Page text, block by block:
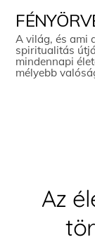
content
A világ, és ami
spiritualitás
mindennapi
mélyebb
Az